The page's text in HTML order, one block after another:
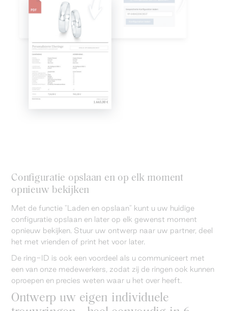
Configuratie opslaan en op elk moment
opnieuw bekijken
Met de functie "Laden en opslaan" kunt u uw huidige
configuratie opslaan en later op elk gewenst moment
opnieuw bekijken. Stuur uw ontwerp naar uw partner, deel
het met vrienden of print het voor later.
De ring-ID is ook een voordeel als u communiceert met
een van onze medewerkers, zodat zij de ringen ook kunnen
oproepen en precies weten waar u het over heeft.
Ontwerp uw eigen individuele